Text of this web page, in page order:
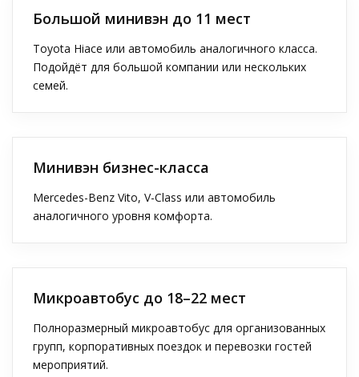
Большой минивэн до 11 мест
Toyota Hiace или автомобиль аналогичного класса.
Подойдёт для большой компании или нескольких
семей.
Минивэн бизнес-класса
Mercedes-Benz Vito, V-Class или автомобиль
аналогичного уровня комфорта.
Микроавтобус до 18–22 мест
Полноразмерный микроавтобус для организованных
групп, корпоративных поездок и перевозки гостей
мероприятий.